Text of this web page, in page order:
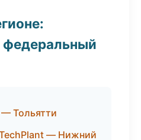
Тольятти
— Нижний